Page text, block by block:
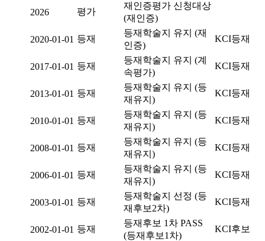
2026 평가
재인증평가 신청대상
(재인증)
2020-01-01 등재
등재학술지 유지 (재
인증)
KCI등재
2017-01-01 등재
등재학술지 유지 (계
속평가)
KCI등재
2013-01-01 등재
등재학술지 유지 (등
재유지)
KCI등재
2010-01-01 등재
등재학술지 유지 (등
재유지)
KCI등재
2008-01-01 등재
등재학술지 유지 (등
재유지)
KCI등재
2006-01-01 등재
등재학술지 유지 (등
재유지)
KCI등재
2003-01-01 등재
등재학술지 선정 (등
재후보2차)
KCI등재
2002-01-01 등재
등재후보 1차 PASS
(등재후보1차)
KCI후보